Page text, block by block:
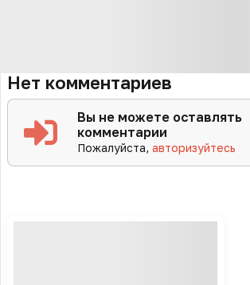
Нет комментариев
Вы не можете оставлять
комментарии
Пожалуйста,авторизуйтесь